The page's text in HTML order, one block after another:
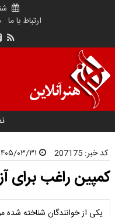
شنبه
ارتباط با ما
کد خبر: 207175
کمپین راغب برای
یکی از خوانندگان شناخته شده